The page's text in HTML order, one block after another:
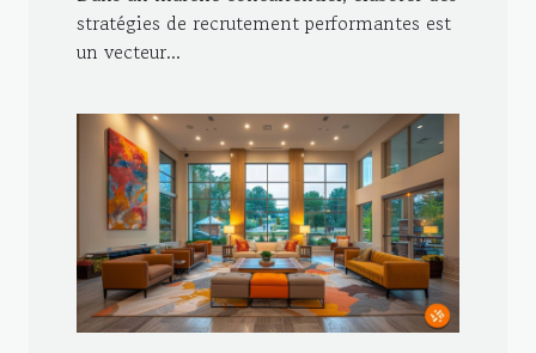
stratégies de recrutement performantes est
un vecteur...